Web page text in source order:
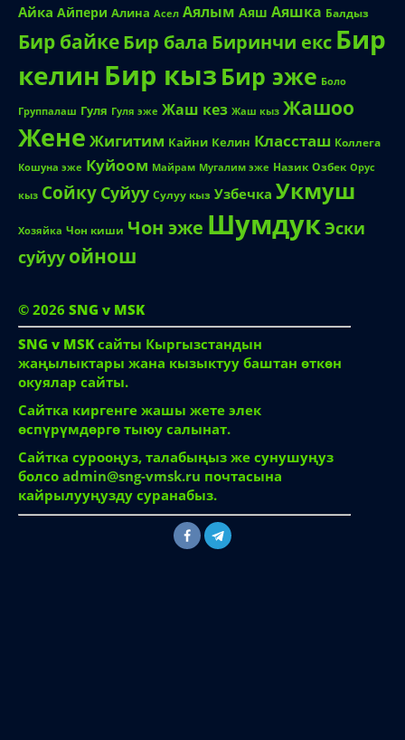
Айка Айпери Алина Асел Аялым Аяш Аяшка Балдыз
Бир байкеБир бала Биринчи екс Бир
келин Бир кыз Бир эже Боло
Группалаш Гуля Гуля эже Жаш кез Жаш кыз Жашоо
Жене Жигитим Кайни Келин Классташ Коллега
Кошуна эже Куйоом Майрам Мугалим эже Назик Озбек Орус
кыз Сойку Суйуу Сулуу кыз Узбечка Укмуш
Хозяйка Чон киши Чон эже ШумдукЭски
суйуу ойнош
© 2026 SNG v MSK
SNG v MSK сайты Кыргызстандын
жаңылыктары жана кызыктуу баштан өткөн
окуялар сайты.
Сайтка киргенге жашы жете элек
өспүрүмдөргө тыюу салынат.
Сайтка сурооңуз, талабыңыз же сунушуңуз
болсо admin@sng-vmsk.ru почтасына
кайрылууңузду суранабыз.